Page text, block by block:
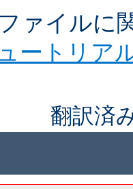
ファイルに
ートリア
翻訳済